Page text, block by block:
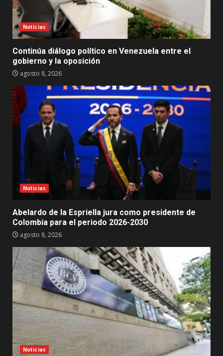
Noticias
Continúa diálogo político en Venezuela entre el
gobierno y la oposición
agosto 8, 2026
Noticias
Abelardo de la Espriella jura como presidente de
Colombia para el periodo 2026-2030
agosto 8, 2026
Noticias